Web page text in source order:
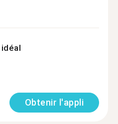
Obtenir l'appli